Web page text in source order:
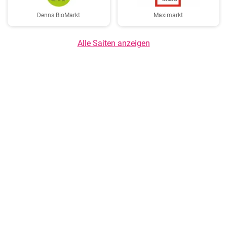
Denns BioMarkt Maximarkt
Alle Saiten anzeigen